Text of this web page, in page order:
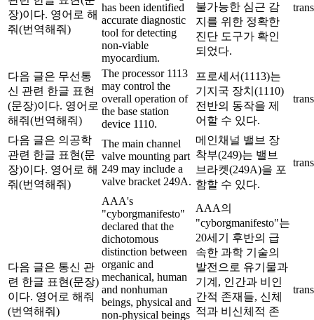
장)이다. 영어로 해
줘(번역해줘)
has been identified
accurate diagnostic
tool for detecting
non-viable
myocardium.
불가능한 심근 감
지를 위한 정확한
진단 도구가 확인
되었다.
다음 글은 무선통
신 관련 한글 표현
(문장)이다. 영어로
해줘(번역해줘)
The processor 1113
may control the
overall operation of
the base station
device 1110.
프로세서(1113)는
기지국 장치(1110)
전반의 동작을 제
어할 수 있다.
다음 글은 의공학
관련 한글 표현(문
장)이다. 영어로 해
줘(번역해줘)
The main channel
valve mounting part
249 may include a
valve bracket 249A.
메인채널 밸브 장
착부(249)는 밸브
브라켓(249A)을 포
함할 수 있다.
다음 글은 통신 관
련 한글 표현(문장)
이다. 영어로 해줘
(번역해줘)
AAA's
"cyborgmanifesto"
declared that the
dichotomous
distinction between
organic and
mechanical, human
and nonhuman
beings, physical and
non-physical beings
AAA의
"cyborgmanifesto"는
20세기 후반의 급
속한 과학 기술의
발전으로 유기물과
기계, 인간과 비인
간적 존재들, 신체
적과 비신체적 존